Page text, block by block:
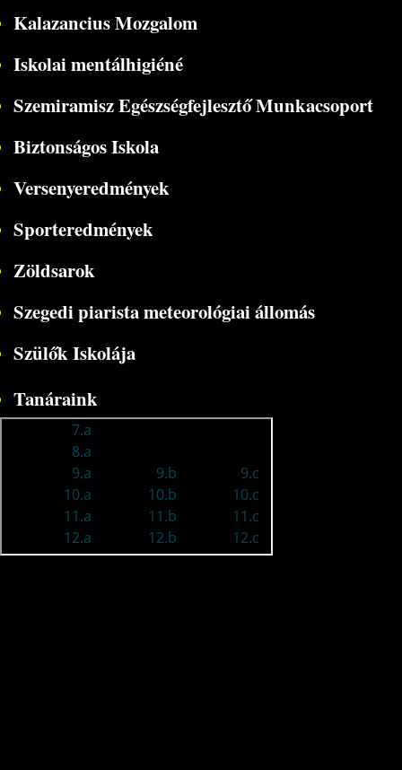
Kalazancius Mozgalom
Iskolai mentálhigiéné
Szemiramisz Egészségfejlesztő Munkacsoport
Biztonságos Iskola
Versenyeredmények
Sporteredmények
Zöldsarok
Szegedi piarista meteorológiai állomás
Szülők Iskolája
Tanáraink